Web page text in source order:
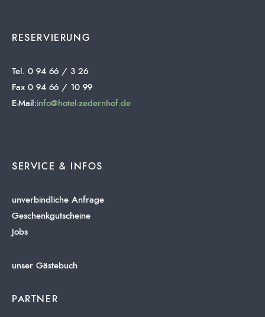
RESERVIERUNG
Tel. 0 94 66 / 3 26
Fax 0 94 66 / 10 99
E-Mail:info@hotel-zedernhof.de
SERVICE & INFOS
unverbindliche Anfrage
Geschenkgutscheine
Jobs
unser Gästebuch
PARTNER